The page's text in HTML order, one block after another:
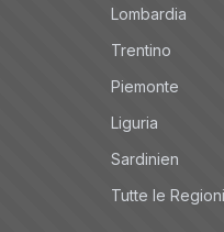
Lombardia
Trentino
Piemonte
Liguria
Sardinien
Tutte le